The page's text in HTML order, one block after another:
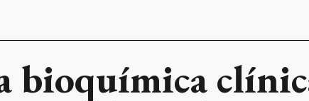
bioquímica